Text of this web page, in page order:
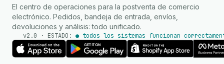
El centro de operaciones para la postventa de comercio
electrónico. Pedidos, bandeja de entrada, envíos,
devoluciones y análisis: todo unificado.
v2.0 · ESTADO: ● todos los sistemas funcionan